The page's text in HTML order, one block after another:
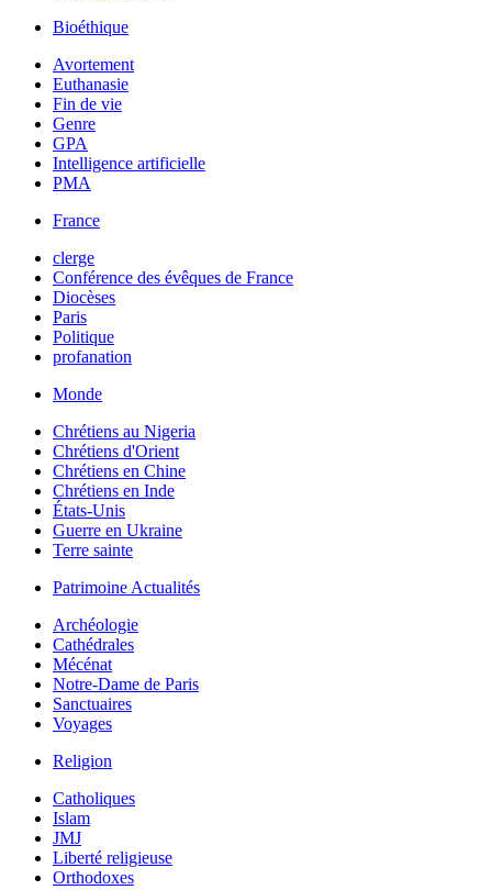
Bioéthique
Avortement
Euthanasie
Fin de vie
Genre
GPA
Intelligence artificielle
PMA
France
clerge
Conférence des évêques de France
Diocèses
Paris
Politique
profanation
Monde
Chrétiens au Nigeria
Chrétiens d'Orient
Chrétiens en Chine
Chrétiens en Inde
États-Unis
Guerre en Ukraine
Terre sainte
Patrimoine Actualités
Archéologie
Cathédrales
Mécénat
Notre-Dame de Paris
Sanctuaires
Voyages
Religion
Catholiques
Islam
JMJ
Liberté religieuse
Orthodoxes